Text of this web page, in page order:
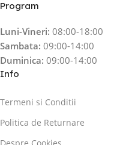
Program
Luni-Vineri: 08:00-18:00
Sambata: 09:00-14:00
Duminica: 09:00-14:00
Info
Termeni si Conditii
Politica de Returnare
Despre Cookies